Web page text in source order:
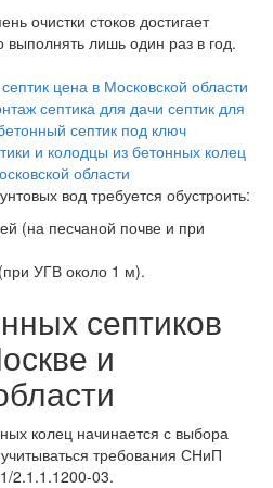
очистки стоков достигает
выполнять лишь один раз в год.
септик цена в Московской области
септика для дачи септик для
септик под ключ
и колодцы из бетонных колец
области
вод требуется обустроить:
(на песчаной почве и при
УГВ около 1 м).
септиков
и
колец начинается с выбора
требования СНиП
2.1.1.1200-03.